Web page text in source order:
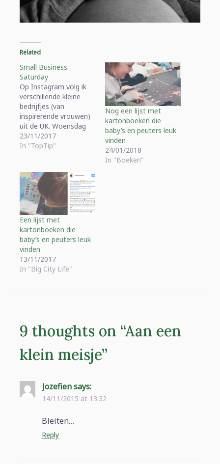
Related
Small Business
Saturday
Op Instagram volg ik
verschillende kleine
bedrijfjes (van
inspirerende vrouwen)
uit de UK. Woensdag
hoorde ik één van die
dames spreken over
even rond en leerde
het volgende: Vijf jaar
geleden lanceerde
American Express
Coorporation (samen
met enkele
overheidsdiensten) hun
project in de Verenigde
Staten.…
23/11/2017
In "TopTip"
Nog een lijst met
kartonboeken die
baby’s en peuters leuk
vinden
24/01/2018
In "Boeken"
Een lijst met
kartonboeken die
baby’s en peuters leuk
vinden
13/11/2017
In "Big City Life"
9 thoughts on “Aan een
klein meisje”
Jozefien says:
14/11/2015 at 13:32
Bleiten…
Reply